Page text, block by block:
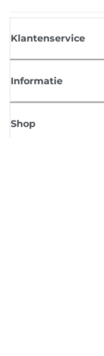
Klantenservice
Informatie
Shop